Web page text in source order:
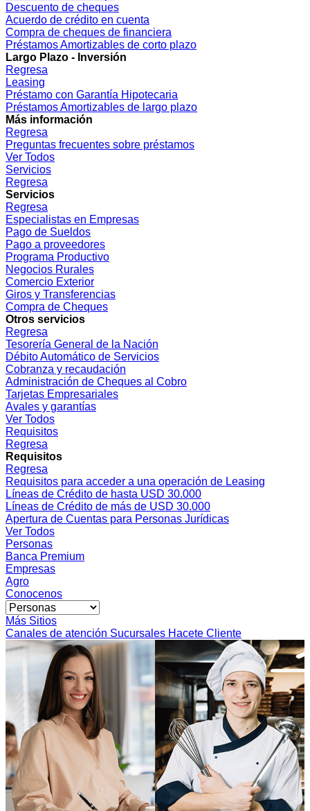
Descuento de cheques
Acuerdo de crédito en cuenta
Compra de cheques de financiera
Préstamos Amortizables de corto plazo
Largo Plazo - Inversión
Regresa
Leasing
Préstamo con Garantía Hipotecaria
Préstamos Amortizables de largo plazo
Más información
Regresa
Preguntas frecuentes sobre préstamos
Ver Todos
Servicios
Regresa
Servicios
Regresa
Especialistas en Empresas
Pago de Sueldos
Pago a proveedores
Programa Productivo
Negocios Rurales
Comercio Exterior
Giros y Transferencias
Compra de Cheques
Otros servicios
Regresa
Tesorería General de la Nación
Débito Automático de Servicios
Cobranza y recaudación
Administración de Cheques al Cobro
Tarjetas Empresariales
Avales y garantías
Ver Todos
Requisitos
Regresa
Requisitos
Regresa
Requisitos para acceder a una operación de Leasing
Líneas de Crédito de hasta USD 30.000
Líneas de Crédito de más de USD 30.000
Apertura de Cuentas para Personas Jurídicas
Ver Todos
Personas
Banca Premium
Empresas
Agro
Conocenos
Más Sitios
Canales de atención Sucursales Hacete Cliente